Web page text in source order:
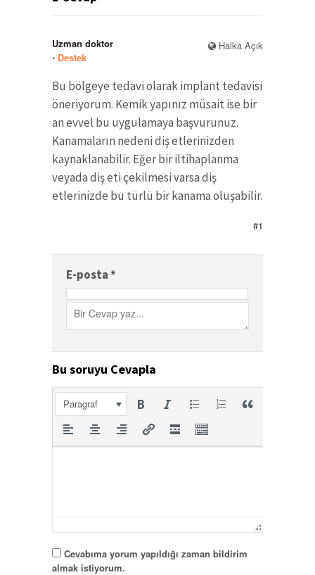
Halka Açık
Uzman doktor
⋅ Destek
Bu bölgeye tedavi olarak implant tedavisi
öneriyorum. Kemik yapınız müsait ise bir
an evvel bu uygulamaya başvurunuz.
Kanamaların nedeni diş etlerinizden
kaynaklanabilir. Eğer bir iltihaplanma
veyada diş eti çekilmesi varsa diş
etlerinizde bu türlü bir kanama oluşabilir.
#1
E-posta*
Bu soruyu Cevapla
Paragraf
Cevabıma yorum yapıldığı zaman bildirim
almak istiyorum.